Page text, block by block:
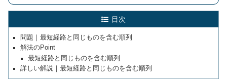
目次
問題｜最短経路と同じものを含む順列
解法のPoint
最短経路と同じものを含む順列
詳しい解説｜最短経路と同じものを含む順列